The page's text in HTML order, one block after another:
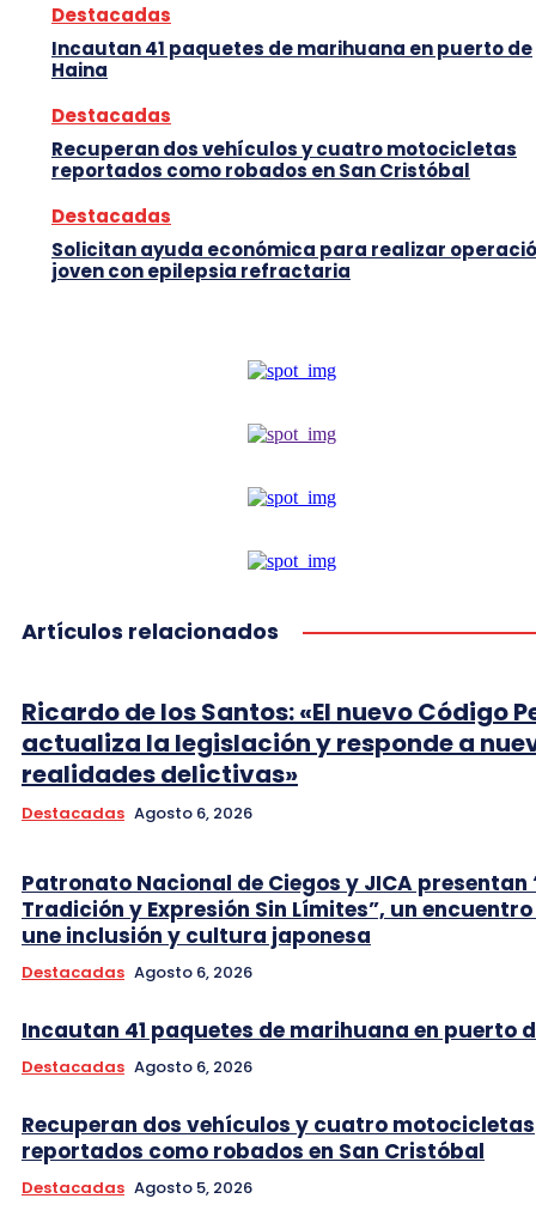
Destacadas
Incautan 41 paquetes de marihuana en puerto de
Haina
Destacadas
Recuperan dos vehículos y cuatro motocicletas
reportados como robados en San Cristóbal
Destacadas
Solicitan ayuda económica para realizar
joven con epilepsia refractaria
Artículos relacionados
Ricardo de los Santos: «El nuevo Código
actualiza la legislación y responde a
realidades delictivas»
Destacadas Agosto 6, 2026
Patronato Nacional de Ciegos y JICA presentan
Tradición y Expresión Sin Límites”, un
une inclusión y cultura japonesa
Destacadas Agosto 6, 2026
Incautan 41 paquetes de marihuana en puerto
Destacadas Agosto 6, 2026
Recuperan dos vehículos y cuatro motocicletas
reportados como robados en San Cristóbal
Destacadas Agosto 5, 2026